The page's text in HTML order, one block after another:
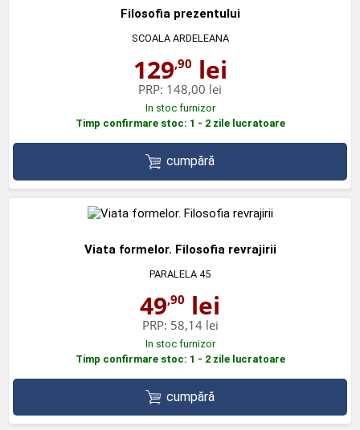
Filosofia prezentului
SCOALA ARDELEANA
129,90 lei
PRP: 148,00 lei
In stoc furnizor
Timp confirmare stoc: 1 - 2 zile lucratoare
cumpără
Viata formelor. Filosofia revrajirii
PARALELA 45
49,90 lei
PRP: 58,14 lei
In stoc furnizor
Timp confirmare stoc: 1 - 2 zile lucratoare
cumpără